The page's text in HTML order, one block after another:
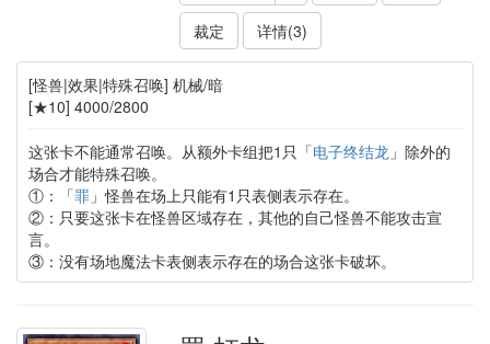
裁定
详情(3)
[怪兽|效果|特殊召唤] 机械/暗
[★10] 4000/2800
这张卡不能通常召唤。从额外卡组把1只「电子终结龙 」除外的
场合才能特殊召唤。
①：「罪」怪兽在场上只能有1只表侧表示存在。
②：只要这张卡在怪兽区域存在，其他的自己怪兽不能攻击宣
言。
③：没有场地魔法卡表侧表示存在的场合这张卡破坏。